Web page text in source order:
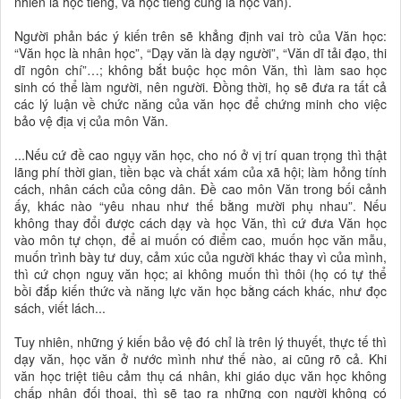
Người phản bác ý kiến trên sẽ khẳng định vai trò của Văn học:
“Văn học là nhân học”, “Dạy văn là dạy người”, “Văn dĩ tải đạo, thi
dĩ ngôn chí”…; không bắt buộc học môn Văn, thì làm sao học
sinh có thể làm người, nên người. Đồng thời, họ sẽ đưa ra tất cả
các lý luận về chức năng của văn học để chứng minh cho việc
bảo vệ địa vị của môn Văn.
...Nếu cứ đề cao ngụy văn học, cho nó ở vị trí quan trọng thì thật
lãng phí thời gian, tiền bạc và chất xám của xã hội; làm hỏng tính
cách, nhân cách của công dân. Đề cao môn Văn trong bối cảnh
ấy, khác nào “yêu nhau như thế bằng mười phụ nhau”. Nếu
không thay đổi được cách dạy và học Văn, thì cứ đưa Văn học
vào môn tự chọn, để ai muốn có điểm cao, muốn học văn mẫu,
muốn trình bày tư duy, cảm xúc của người khác thay vì của mình,
thì cứ chọn nguỵ văn học; ai không muốn thì thôi (họ có tự thể
bồi đắp kiến thức và năng lực văn học bằng cách khác, như đọc
sách, viết lách...
Tuy nhiên, những ý kiến bảo vệ đó chỉ là trên lý thuyết, thực tế thì
dạy văn, học văn ở nước mình như thế nào, ai cũng rõ cả. Khi
văn học triệt tiêu cảm thụ cá nhân, khi giáo dục văn học không
chấp nhận đối thoại, thì sẽ tạo ra những con người không có